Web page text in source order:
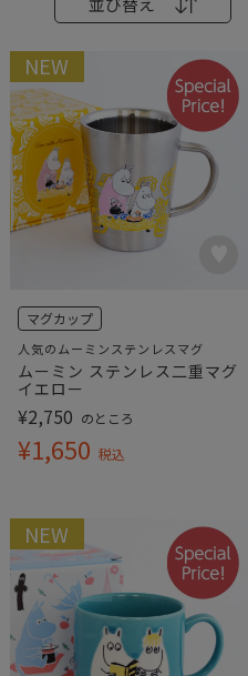
NEW
マグカップ
人気のムーミンステンレスマグ
ムーミン ステンレス二重マグ
イエロー
¥2,750 のところ
¥1,650 税込
NEW